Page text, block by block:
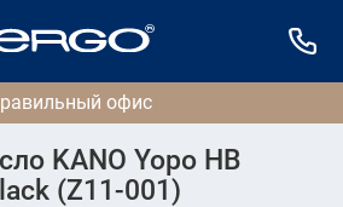
KANO Yopo HB
(Z11-001)